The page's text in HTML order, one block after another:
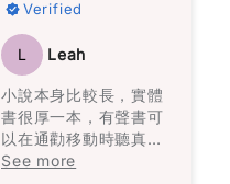
巴觀所說："當你喜歡上
一朵花，你摘下它；當
你愛上一朵花，你天天
灌溉它。" 最終，愛是要
找一個願意一直灌溉你
的人，而不是把你當成
可以隨意擁有的人。
開卷啟頁就放不下的
Verified
L Leah
小說本身比較長，實體
書很厚一本，有聲書可
以在通勸移動時聽真的
很方面。故事本身相當
See more